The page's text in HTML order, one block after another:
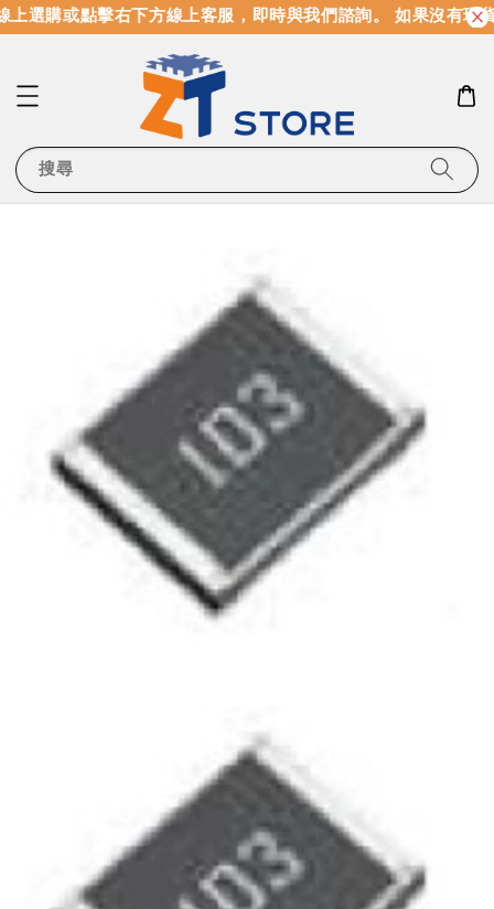
選購或點擊右下方線上客服，即時與我們諮詢。 如果沒有現
搜尋